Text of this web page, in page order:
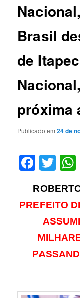
Brasil
de
próxima
Publicado em24 de
PREFEITO